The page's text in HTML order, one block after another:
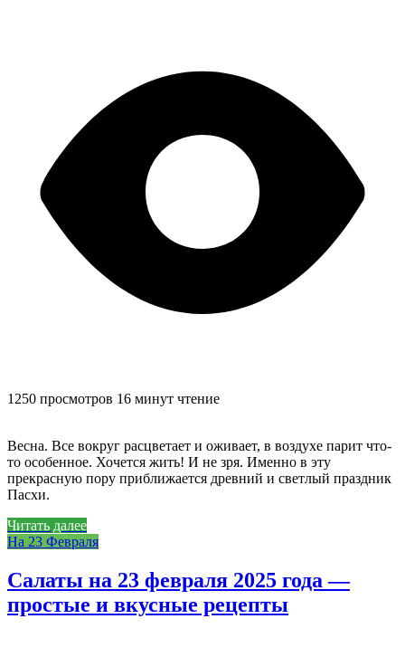
1250 просмотров 16 минут чтение
Весна. Все вокруг расцветает и оживает, в воздухе парит что-
то особенное. Хочется жить! И не зря. Именно в эту
прекрасную пору приближается древний и светлый праздник
Пасхи.
Читать далее
На 23 Февраля
Салаты на 23 февраля 2025 года —
простые и вкусные рецепты